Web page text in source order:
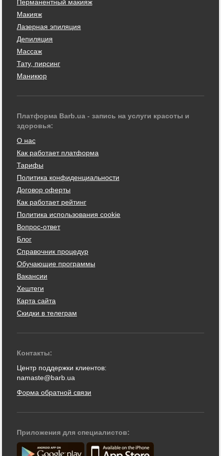
Перманентный макияж
Макияж
Лазерная эпиляция
Депиляция
Массаж
Тату, пирсинг
Маникюр
Платформа Barb.ua - запись на услуги красоты и
здоровья:
О нас
Как работает платформа
Тарифы
Политика конфиденциальности
Договор оферты
Как работает рейтинг
Политика использования cookie
Вопрос-ответ
Блог
Справочник процедур
Обучающие программы
Вакансии
Хештеги
Карта сайта
Скидки в телеграм
Контакты:
Центр поддержки клиентов:
namaste@barb.ua
Форма обратной связи
Приложения для специалистов: